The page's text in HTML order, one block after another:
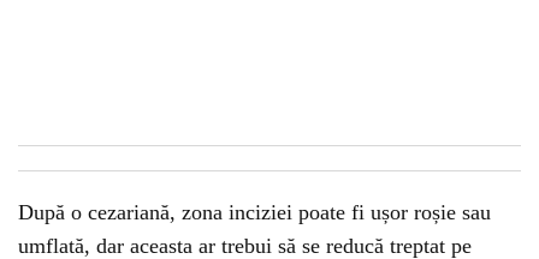
După o cezariană, zona inciziei poate fi ușor roșie sau
umflată, dar aceasta ar trebui să se reducă treptat pe